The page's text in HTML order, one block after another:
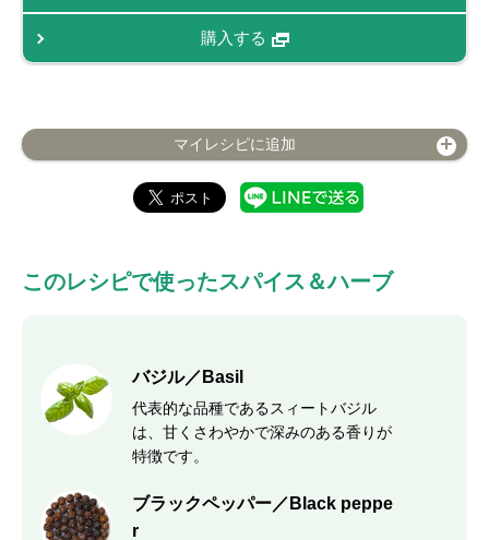
購入する
マイレシピに追加
このレシピで使ったスパイス＆ハーブ
バジル／Basil
代表的な品種であるスィートバジル
は、甘くさわやかで深みのある香りが
特徴です。
ブラックペッパー／Black peppe
r